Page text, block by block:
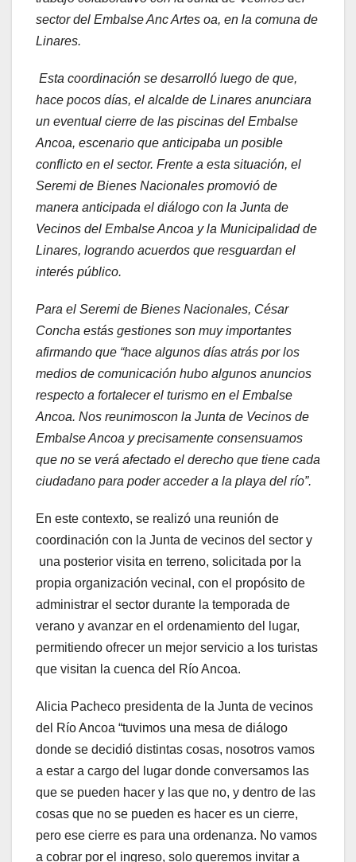
sector del Embalse Anc Artes oa, en la comuna de
Linares.
Esta coordinación se desarrolló luego de que,
hace pocos días, el alcalde de Linares anunciara
un eventual cierre de las piscinas del Embalse
Ancoa, escenario que anticipaba un posible
conflicto en el sector. Frente a esta situación, el
Seremi de Bienes Nacionales promovió de
manera anticipada el diálogo con la Junta de
Vecinos del Embalse Ancoa y la Municipalidad de
Linares, logrando acuerdos que resguardan el
interés público.
Para el Seremi de Bienes Nacionales, César
Concha estás gestiones son muy importantes
afirmando que “hace algunos días atrás por los
medios de comunicación hubo algunos anuncios
respecto a fortalecer el turismo en el Embalse
Ancoa. Nos reunimoscon la Junta de Vecinos de
Embalse Ancoa y precisamente consensuamos
que no se verá afectado el derecho que tiene cada
ciudadano para poder acceder a la playa del río”.
En este contexto, se realizó una reunión de
coordinación con la Junta de vecinos del sector y
una posterior visita en terreno, solicitada por la
propia organización vecinal, con el propósito de
administrar el sector durante la temporada de
verano y avanzar en el ordenamiento del lugar,
permitiendo ofrecer un mejor servicio a los turistas
que visitan la cuenca del Río Ancoa.
Alicia Pacheco presidenta de la Junta de vecinos
del Río Ancoa “tuvimos una mesa de diálogo
donde se decidió distintas cosas, nosotros vamos
a estar a cargo del lugar donde conversamos las
que se pueden hacer y las que no, y dentro de las
cosas que no se pueden es hacer es un cierre,
pero ese cierre es para una ordenanza. No vamos
a cobrar por el ingreso, solo queremos invitar a